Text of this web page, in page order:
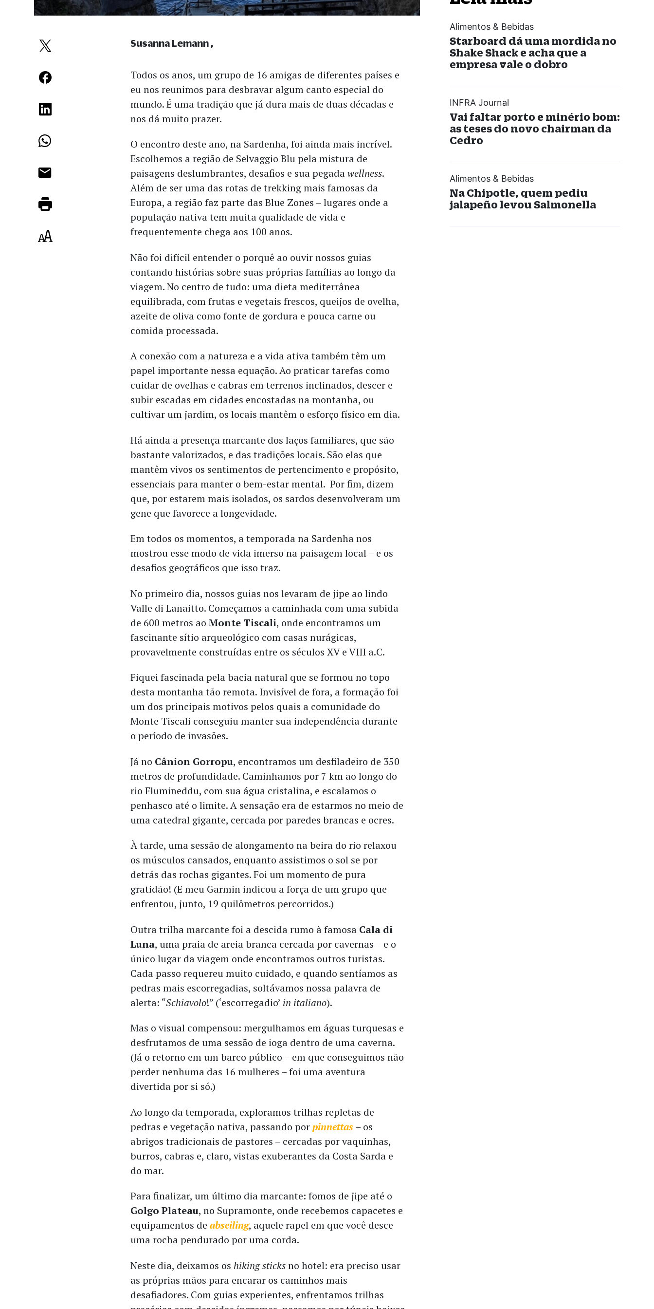
Todos os anos, um grupo de 16 amigas de diferentes países e
eu nos reunimos para desbravar algum canto especial do
mundo. É uma tradição que já dura mais de duas décadas e
nos dá muito prazer.
O encontro deste ano, na Sardenha, foi ainda mais incrível.
Escolhemos a região de Selvaggio Blu pela mistura de
paisagens deslumbrantes, desafios e sua pegadawellness.
Além de ser uma das rotas de trekking mais famosas da
Europa, a região faz parte das Blue Zones – lugares onde a
população nativa tem muita qualidade de vida e
frequentemente chega aos 100 anos.
Não foi difícil entender o porquê ao ouvir nossos guias
contando histórias sobre suas próprias famílias ao longo da
viagem. No centro de tudo: uma dieta mediterrânea
equilibrada, com frutas e vegetais frescos, queijos de ovelha,
azeite de oliva como fonte de gordura e pouca carne ou
comida processada.
A conexão com a natureza e a vida ativa também têm um
papel importante nessa equação. Ao praticar tarefas como
cuidar de ovelhas e cabras em terrenos inclinados, descer e
subir escadas em cidades encostadas na montanha, ou
cultivar um jardim, os locais mantêm o esforço físico em dia.
Há ainda a presença marcante dos laços familiares, que são
bastante valorizados, e das tradições locais. São elas que
mantêm vivos os sentimentos de pertencimento e propósito,
essenciais para manter o bem-estar mental. Por fim, dizem
que, por estarem mais isolados, os sardos desenvolveram um
gene que favorece a longevidade.
Em todos os momentos, a temporada na Sardenha nos
mostrou esse modo de vida imerso na paisagem local – e os
desafios geográficos que isso traz.
No primeiro dia, nossos guias nos levaram de jipe ao lindo
Valle di Lanaitto. Começamos a caminhada com uma subida
de 600 metros aoMonte Tiscali, onde encontramos um
fascinante sítio arqueológico com casas nurágicas,
provavelmente construídas entre os séculos XV e VIII a.C.
Fiquei fascinada pela bacia natural que se formou no topo
desta montanha tão remota. Invisível de fora, a formação foi
um dos principais motivos pelos quais a comunidade do
Monte Tiscali conseguiu manter sua independência durante
o período de invasões.
Já no Cânion Gorropu, encontramos um desfiladeiro de 350
metros de profundidade. Caminhamos por 7 km ao longo do
rio Flumineddu, com sua água cristalina, e escalamos o
penhasco até o limite. A sensação era de estarmos no meio de
uma catedral gigante, cercada por paredes brancas e ocres.
À tarde, uma sessão de alongamento na beira do rio relaxou
os músculos cansados, enquanto assistimos o sol se por
detrás das rochas gigantes. Foi um momento de pura
gratidão! (E meu Garmin indicou a força de um grupo que
enfrentou, junto, 19 quilômetros percorridos.)
Outra trilha marcante foi a descida rumo à famosa Cala di
Luna, uma praia de areia branca cercada por cavernas – e o
único lugar da viagem onde encontramos outros turistas.
Cada passo requereu muito cuidado, e quando sentíamos as
pedras mais escorregadias, soltávamos nossa palavra de
alerta: “Schiavolo!” (‘escorregadio’ in italiano).
Mas o visual compensou: mergulhamos em águas turquesas e
desfrutamos de uma sessão de ioga dentro de uma caverna.
(Já o retorno em um barco público – em que conseguimos não
perder nenhuma das 16 mulheres – foi uma aventura
divertida por si só.)
Ao longo da temporada, exploramos trilhas repletas de
pedras e vegetação nativa, passando porpinnettas– os
abrigos tradicionais de pastores – cercadas por vaquinhas,
burros, cabras e, claro, vistas exuberantes da Costa Sarda e
do mar.
Para finalizar, um último dia marcante: fomos de jipe até o
Golgo Plateau, no Supramonte, onde recebemos capacetes e
equipamentos deabseiling, aquele rapel em que você desce
uma rocha pendurado por uma corda.
Neste dia, deixamos oshiking sticksno hotel: era preciso usar
as próprias mãos para encarar os caminhos mais
desafiadores. Com guias experientes, enfrentamos trilhas
Susanna Lemann
Alimentos & Bebidas
Starboard dá uma mordida no
Shake Shack e acha que a
empresa vale o dobro
INFRA Journal
Vai faltar porto e minério bom:
as teses do novo chairman da
Cedro
Alimentos & Bebidas
Na Chipotle, quem pediu
jalapeño levou Salmonella